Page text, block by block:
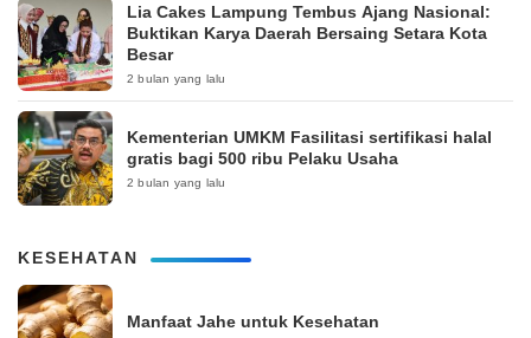
Lia Cakes Lampung Tembus Ajang Nasional:
Buktikan Karya Daerah Bersaing Setara Kota
Besar
2 bulan yang lalu
Kementerian UMKM Fasilitasi sertifikasi halal
gratis bagi 500 ribu Pelaku Usaha
2 bulan yang lalu
KESEHATAN
Manfaat Jahe untuk Kesehatan